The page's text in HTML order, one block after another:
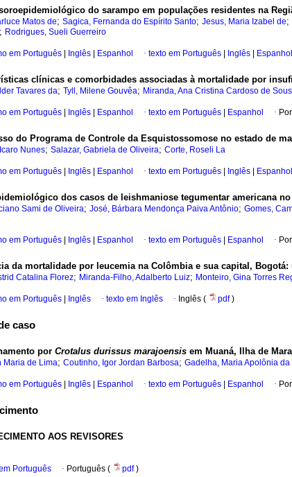
do sarampo em populações residentes na
Matos de; Sagica, Fernanda do Espírito Santo; Jesus, Maria Izabel de;
; Rodrigues, Sueli Guerreiro
em Português Inglês Espanhol · texto em Português Inglês Espanhol
clínicas e comorbidades associadas à mortalidade por
Tavares da; Tyll, Milene Gouvêa; Miranda, Ana Cristina Cardoso de
em Português Inglês Espanhol · texto em Português Espanhol ·
do Programa de Controle da Esquistossomose no estado de
Nunes; Salazar, Gabriela de Oliveira; Corte, Roseli La
em Português Inglês Espanhol · texto em Português Inglês Espanhol
dos casos de leishmaniose tegumentar americana
Sami de Oliveira; José, Bárbara Mendonça Paiva Antônio; Gomes,
em Português Inglês Espanhol · texto em Português Espanhol ·
da mortalidade por leucemia na Colômbia e sua capital,
Catalina Florez; Miranda-Filho, Adalberto Luiz; Monteiro, Gina Torres
em Português Inglês · texto em Inglês · Inglês ( pdf)
caso
por Crotalus durissus marajoensis em Muaná, Ilha de
Maria de Lima; Coutinho, Igor Jordan Barbosa; Gadelha, Maria Apolônia da
em Português Inglês Espanhol · texto em Português Espanhol ·
AOS REVISORES
Português · Português ( pdf)